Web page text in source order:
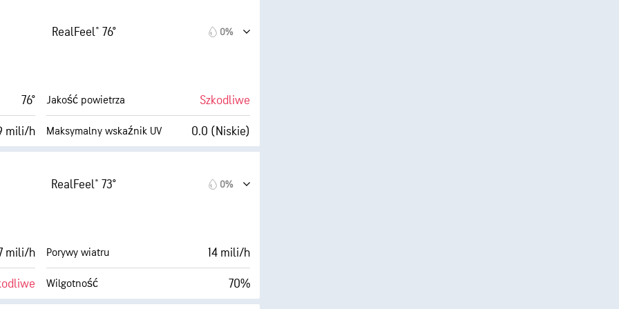
65° F Pułap chmur 30000 stopy
RealFeel® 76° 0%
76°
mili/h
Jakość powietrza Szkodliwe
Maksymalny wskaźnik UV 0.0 (Niskie)
AccuLumen Brightness Index™
Zachmurzenie 0%
RealFeel® 73° 0%
mili/h Porywy wiatru 14 mili/h
Wilgotność 70%
Zachmurzenie